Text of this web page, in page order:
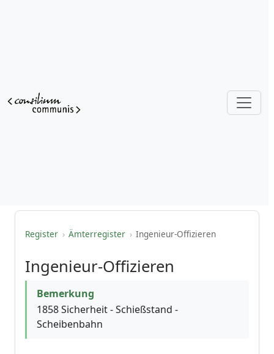
Register › Ämterregister › Ingenieur-Offizieren
Ingenieur-Offizieren
Bemerkung
1858 Sicherheit - Schießstand -
Scheibenbahn